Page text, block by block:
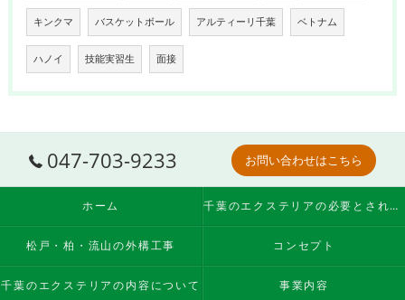
キンクマ バスケットボール アルティーリ千葉 ベトナム
ハノイ 技能実習生 面接
047-703-9233 お問い合わせはこちら
ホーム 千葉のエクステリアの必要とされる理由
松戸・柏・流山の外構工事 コンセプト
千葉のエクステリアの内容について 事業内容